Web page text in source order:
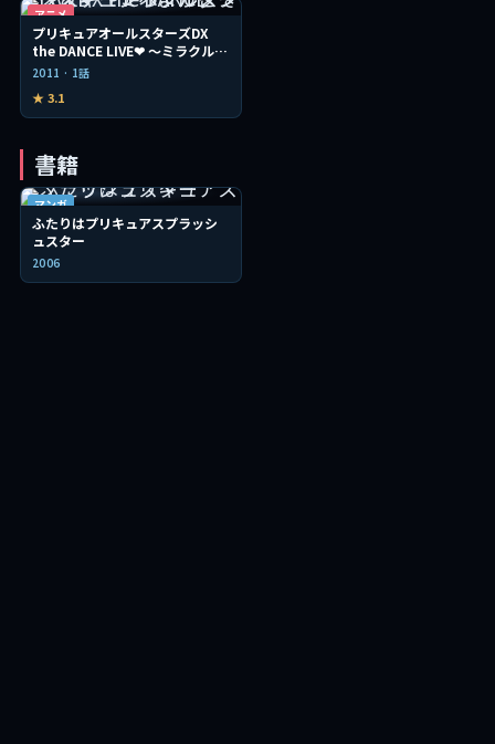
アニメ
プリキュアオールスターズDX
the DANCE LIVE❤ ～ミラクルダ
ンスステージへようこそ～
2011 · 1話
★ 3.1
書籍
マンガ
ふたりはプリキュアスプラッシ
ュスター
2006